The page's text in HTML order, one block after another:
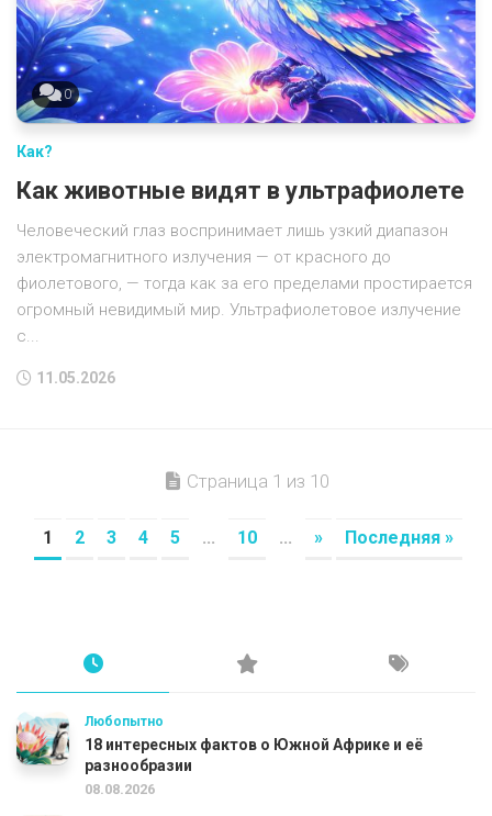
0
Как?
Как животные видят в ультрафиолете
Человеческий глаз воспринимает лишь узкий диапазон
электромагнитного излучения — от красного до
фиолетового, — тогда как за его пределами простирается
огромный невидимый мир. Ультрафиолетовое излучение
с...
11.05.2026
Страница 1 из 10
1 2 3 4 5 ... 10 ... » Последняя »
Любопытно
18 интересных фактов о Южной Африке и её
разнообразии
08.08.2026